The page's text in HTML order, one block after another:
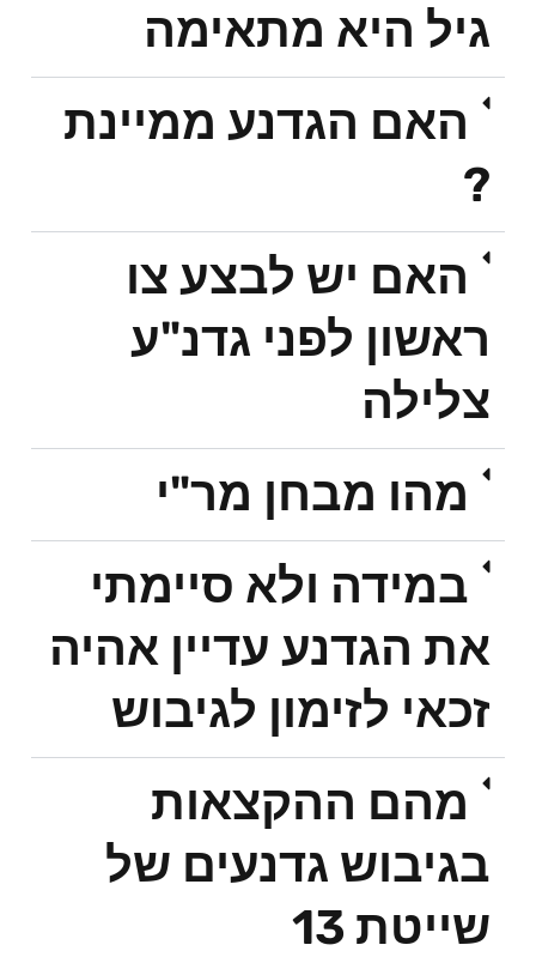
גיל היא מתאימה
האם הגדנע ממיינת
?
האם יש לבצע צו
ראשון לפני גדנ"ע
צלילה
מהו מבחן מר"י
במידה ולא סיימתי
את הגדנע עדיין אהיה
זכאי לזימון לגיבוש
מהם ההקצאות
בגיבוש גדנעים של
שייטת 13